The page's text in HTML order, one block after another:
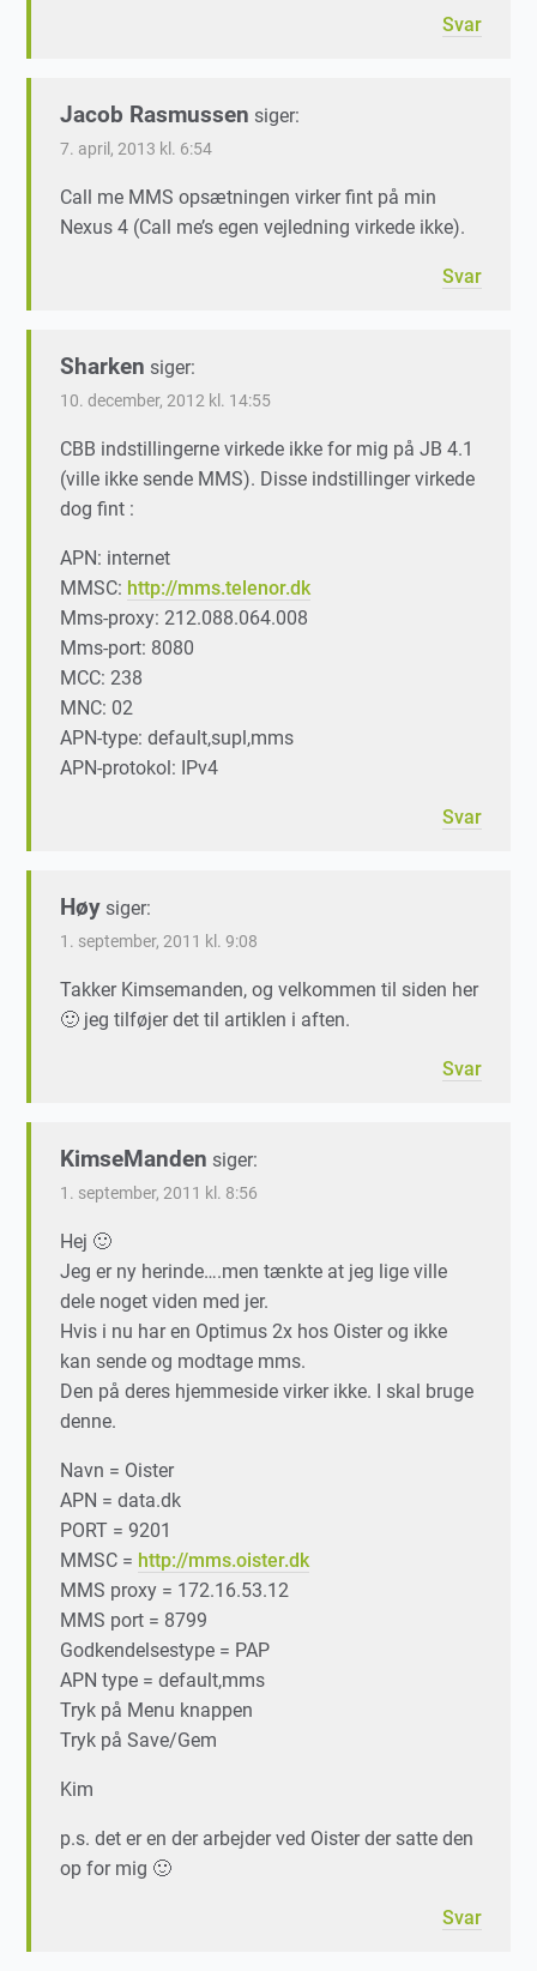
Svar
Jacob Rasmussen siger:
7. april, 2013 kl. 6:54
Call me MMS opsætningen virker fint på min
Nexus 4 (Call me’s egen vejledning virkede ikke).
Svar
Sharken siger:
10. december, 2012 kl. 14:55
CBB indstillingerne virkede ikke for mig på JB 4.1
(ville ikke sende MMS). Disse indstillinger virkede
dog fint :
APN: internet
MMSC: http://mms.telenor.dk
Mms-proxy: 212.088.064.008
Mms-port: 8080
MCC: 238
MNC: 02
APN-type: default,supl,mms
APN-protokol: IPv4
Svar
Høy siger:
1. september, 2011 kl. 9:08
Takker Kimsemanden, og velkommen til siden her
🙂 jeg tilføjer det til artiklen i aften.
Svar
KimseManden siger:
1. september, 2011 kl. 8:56
Hej 🙂
Jeg er ny herinde….men tænkte at jeg lige ville
dele noget viden med jer.
Hvis i nu har en Optimus 2x hos Oister og ikke
kan sende og modtage mms.
Den på deres hjemmeside virker ikke. I skal bruge
denne.
Navn = Oister
APN = data.dk
PORT = 9201
MMSC = http://mms.oister.dk
MMS proxy = 172.16.53.12
MMS port = 8799
Godkendelsestype = PAP
APN type = default,mms
Tryk på Menu knappen
Tryk på Save/Gem
Kim
p.s. det er en der arbejder ved Oister der satte den
op for mig 🙂
Svar